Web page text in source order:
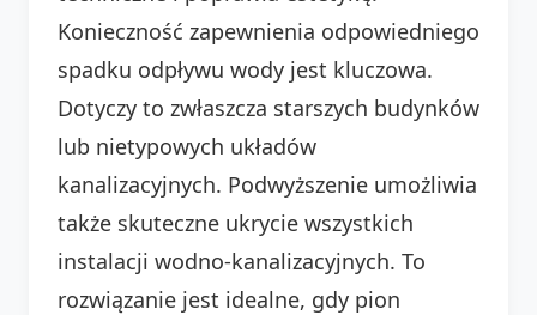
Konieczność zapewnienia odpowiedniego
spadku odpływu wody jest kluczowa.
Dotyczy to zwłaszcza starszych budynków
lub nietypowych układów
kanalizacyjnych. Podwyższenie umożliwia
także skuteczne ukrycie wszystkich
instalacji wodno-kanalizacyjnych. To
rozwiązanie jest idealne, gdy pion